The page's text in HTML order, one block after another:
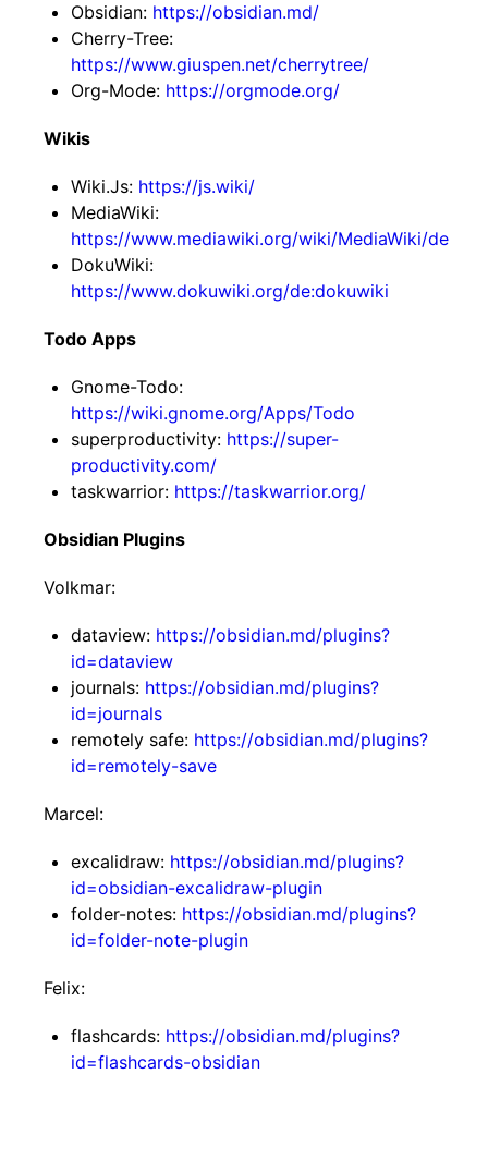
Obsidian: https://obsidian.md/
Cherry-Tree:
https://www.giuspen.net/cherrytree/
Org-Mode: https://orgmode.org/
Wikis
Wiki.Js: https://js.wiki/
MediaWiki:
https://www.mediawiki.org/wiki/MediaWiki/de
DokuWiki:
https://www.dokuwiki.org/de:dokuwiki
Todo Apps
Gnome-Todo:
https://wiki.gnome.org/Apps/Todo
superproductivity: https://super-
productivity.com/
taskwarrior: https://taskwarrior.org/
Obsidian Plugins
Volkmar:
dataview: https://obsidian.md/plugins?
id=dataview
journals: https://obsidian.md/plugins?
id=journals
remotely safe: https://obsidian.md/plugins?
id=remotely-save
Marcel:
excalidraw: https://obsidian.md/plugins?
id=obsidian-excalidraw-plugin
folder-notes: https://obsidian.md/plugins?
id=folder-note-plugin
Felix:
flashcards: https://obsidian.md/plugins?
id=flashcards-obsidian